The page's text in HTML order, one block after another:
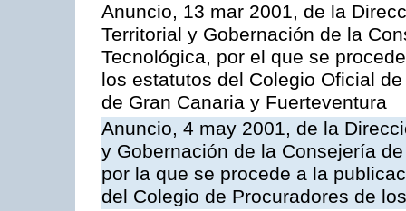
Anuncio, 13 mar 2001, de la
Territorial y Gobernación de la
Tecnológica, por el que se
los estatutos del Colegio Oficial
de Gran Canaria y Fuerteventura
Anuncio, 4 may 2001, de la
y Gobernación de la Consejería
por la que se procede a la
del Colegio de Procuradores de